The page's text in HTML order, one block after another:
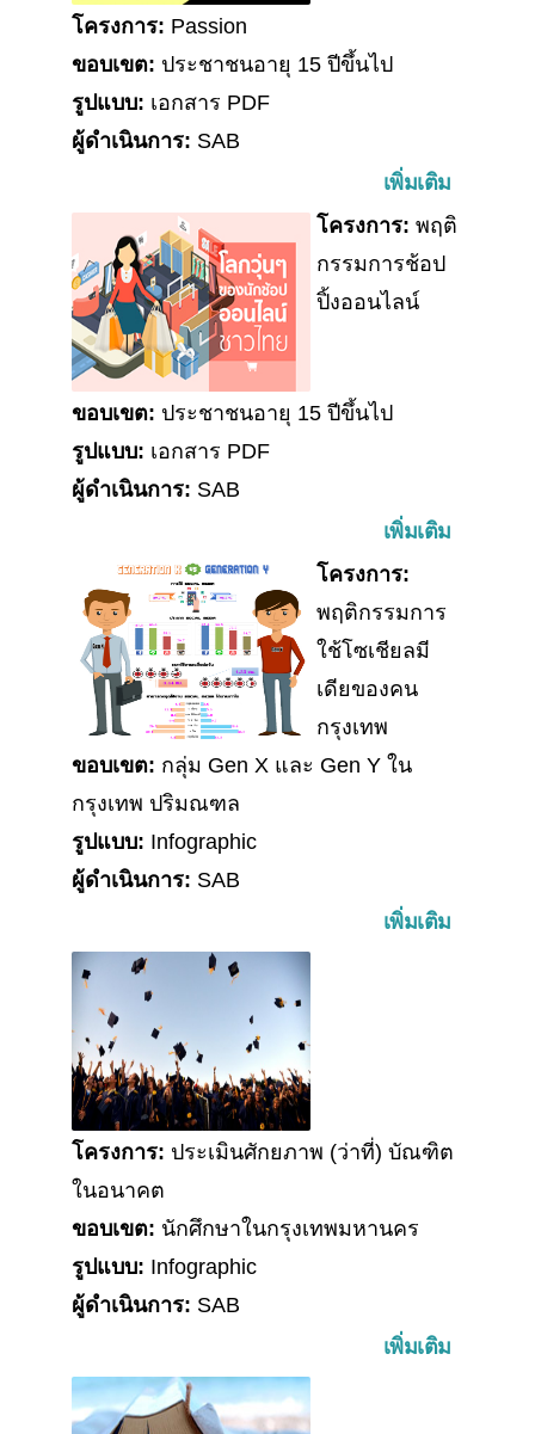
โครงการ: Passion
ขอบเขต: ประชาชนอายุ 15 ปีขึ้นไป
รูปแบบ: เอกสาร PDF
ผู้ดำเนินการ: SAB
เพิ่มเติม
โครงการ: พฤติ
กรรมการช้อป
ปิ้งออนไลน์
ขอบเขต: ประชาชนอายุ 15 ปีขึ้นไป
รูปแบบ: เอกสาร PDF
ผู้ดำเนินการ: SAB
เพิ่มเติม
โครงการ:
พฤติกรรมการ
ใช้โซเชียลมี
เดียของคน
กรุงเทพ
ขอบเขต: กลุ่ม Gen X และ Gen Y ใน
กรุงเทพ ปริมณฑล
รูปแบบ: Infographic
ผู้ดำเนินการ: SAB
เพิ่มเติม
โครงการ: ประเมินศักยภาพ (ว่าที่) บัณฑิต
ในอนาคต
ขอบเขต: นักศึกษาในกรุงเทพมหานคร
รูปแบบ: Infographic
ผู้ดำเนินการ: SAB
เพิ่มเติม